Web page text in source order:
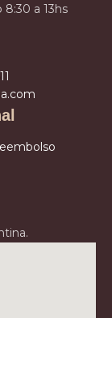
8:30 a 13hs